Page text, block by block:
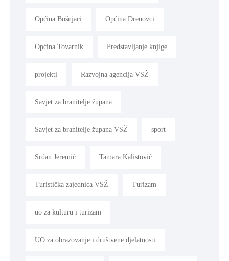
Općina Bošnjaci Općina Drenovci
Općina Tovarnik Predstavljanje knjige
projekti Razvojna agencija VSŽ
Savjet za branitelje župana
Savjet za branitelje župana VSŽ sport
Srđan Jeremić Tamara Kalistović
Turistička zajednica VSŽ Turizam
uo za kulturu i turizam
UO za obrazovanje i društvene djelatnosti